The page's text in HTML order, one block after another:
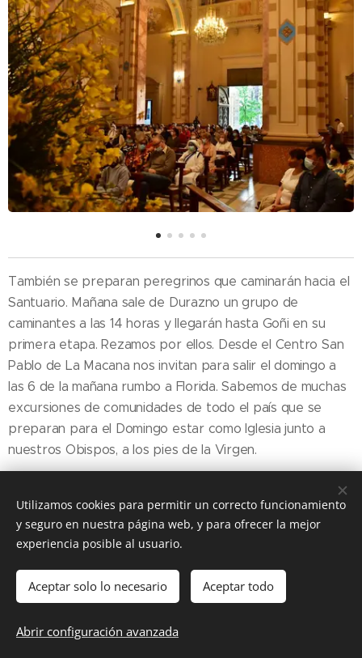
También se preparan peregrinos que caminarán hacia el
Santuario. Mañana sale de Durazno un grupo de
caminantes a las 14 horas y llegarán hasta Goñi en su
primera etapa. Rezamos por ellos. Desde el Centro San
Pablo de La Macana nos invitan para salir el domingo a
las 6 de la mañana rumbo a Florida. Sabemos de muchas
excursiones de comunidades de todo el país que se
preparan para el Domingo estar como Iglesia junto a
nuestros Obispos, a los pies de la Virgen.
Share
@ Diócesis Florida 2025
Utilizamos cookies para permitir un correcto funcionamiento
y seguro en nuestra página web, y para ofrecer la mejor
experiencia posible al usuario.
Aceptar solo lo necesario Aceptar todo
Abrir configuración avanzada